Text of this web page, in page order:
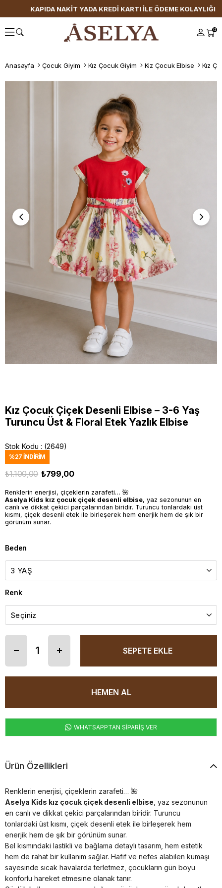
KAPIDA NAKİT YADA KREDİ KARTI İLE ÖDEME KOLAYLIĞI
0
Anasayfa Çocuk Giyim Kız Çocuk Giyim Kız Çocuk Elbise
Kız Çocuk Çiçek Desenli Elbise – 3-6 Yaş
Turuncu Üst & Floral Etek Yazlık Elbise
Stok Kodu (2649)
%27 İNDIRIM
₺1.100,00 ₺799,00
Renklerin enerjisi, çiçeklerin zarafeti… 🌺
Aselya Kids kız çocuk çiçek desenli elbise, yaz sezonunun en
canlı ve dikkat çekici parçalarından biridir. Turuncu tonlardaki üst
kısmı, çiçek desenli etek ile birleşerek hem enerjik hem de şık bir
görünüm sunar.
Beden
Renk
WHATSAPPTAN SİPARİŞ VER
Ürün Özellikleri
Renklerin enerjisi, çiçeklerin zarafeti… 🌺
Aselya Kids kız çocuk çiçek desenli elbise , yaz sezonunun
en canlı ve dikkat çekici parçalarından biridir. Turuncu
tonlardaki üst kısmı, çiçek desenli etek ile birleşerek hem
enerjik hem de şık bir görünüm sunar.
Bel kısmındaki lastikli ve bağlama detaylı tasarım, hem estetik
hem de rahat bir kullanım sağlar. Hafif ve nefes alabilen kumaşı
sayesinde sıcak havalarda terletmez, çocukların gün boyu
konforlu hareket etmesine olanak tanır.